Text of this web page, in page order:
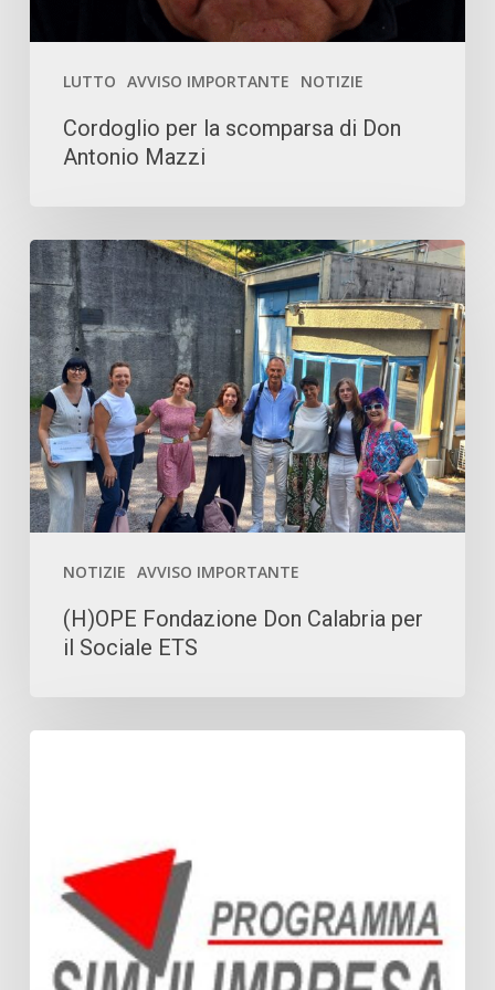
LUTTO AVVISO IMPORTANTE NOTIZIE
Cordoglio per la scomparsa di Don
Antonio Mazzi
NOTIZIE AVVISO IMPORTANTE
(H)OPE Fondazione
Don
Calabria
per
il
Sociale
ETS
(H)OPE Fondazione Don Calabria per
il Sociale ETS
IMPRESA,
PROGETTIAMO
NOSTRO